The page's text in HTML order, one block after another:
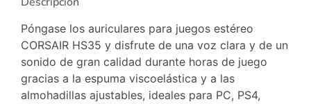
Póngase los auriculares para juegos estéreo
CORSAIR HS35 y disfrute de una voz clara y de un
sonido de gran calidad durante horas de juego
gracias a la espuma viscoelástica y a las
almohadillas ajustables, ideales para PC, PS4,